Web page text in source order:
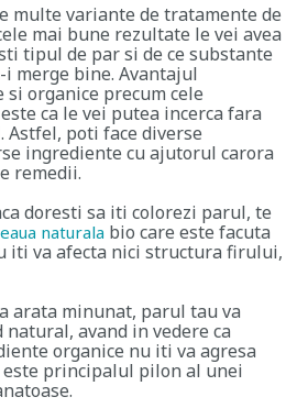
multe variante de tratamente de
mai bune rezultate le vei avea
tipul de par si de ce substante
merge bine. Avantajul
organice precum cele
ca le vei putea incerca fara
Astfel, poti face diverse
ingrediente cu ajutorul carora
remedii.
doresti sa iti colorezi parul, te
naturala bio care este facuta
iti va afecta nici structura firului,
arata minunat, parul tau va
avand in vedere ca
organice nu iti va agresa
principalul pilon al unei